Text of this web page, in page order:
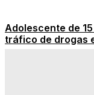
Adolescente de
tráfico de drogas